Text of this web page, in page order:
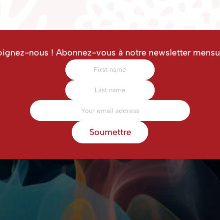
nous ! Abonnez-vous à notre newsletter
Soumettre